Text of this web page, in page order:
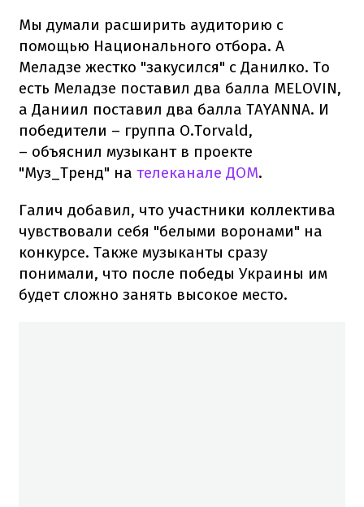
Мы думали расширить аудиторию с
помощью Национального отбора. А
Меладзе жестко "закусился" с Данилко. То
есть Меладзе поставил два балла MELOVIN,
а Даниил поставил два балла TAYANNA. И
победители – группа O.Torvald,
– объяснил музыкант в проекте
"Муз_Тренд" на телеканале ДОМ.
Галич добавил, что участники коллектива
чувствовали себя "белыми воронами" на
конкурсе. Также музыканты сразу
понимали, что после победы Украины им
будет сложно занять высокое место.